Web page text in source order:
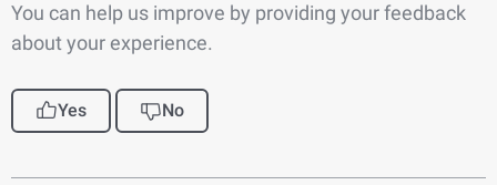
You can help us improve by providing your feedback
about your experience.
Yes No